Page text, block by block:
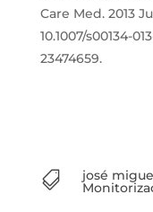
Care Med. 2013
10.1007/s00134-
23474659.
 josé